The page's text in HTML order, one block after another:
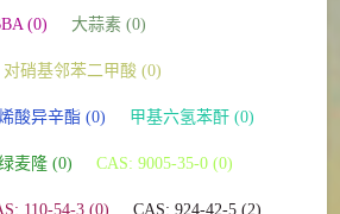
(0) 大蒜素 (0)
对硝基邻苯二甲酸 (0)
酸异辛酯 (0) 甲基六氢苯酐 (0)
麦隆 (0) CAS: 9005-35-0 (0)
110-54-3 (0) CAS: 924-42-5 (2)